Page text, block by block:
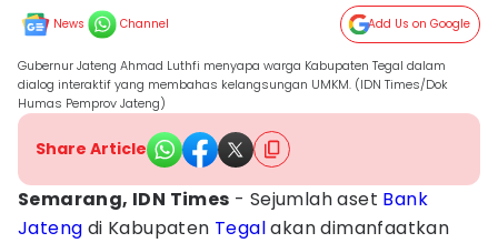
News Channel Add Us on Google
Gubernur Jateng Ahmad Luthfi menyapa warga Kabupaten Tegal dalam
dialog interaktif yang membahas kelangsungan UMKM. (IDN Times/Dok
Humas Pemprov Jateng)
Share Article
Semarang, IDN Times - Sejumlah aset Bank
Jateng di Kabupaten Tegalakan dimanfaatkan